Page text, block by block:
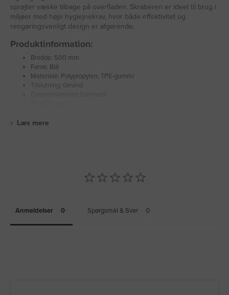
sprøjter væske tilbage på overfladen. Skraberen er ideel til brug i
miljøer med høje hygiejnekrav, hvor både effektivitet og
rengøringsvenligt design er afgørende.
Produktinformation:
Bredde: 500 mm
Farve: Blå
Materiale: Polypropylen, TPE-gummi
Tilslutning: Gevind
Læs mere
Anmeldelser Spørgsmål & Svar